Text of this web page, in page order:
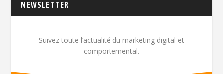
NEWSLETTER
Suivez toute l’actualité du marketing digital et
comportemental.